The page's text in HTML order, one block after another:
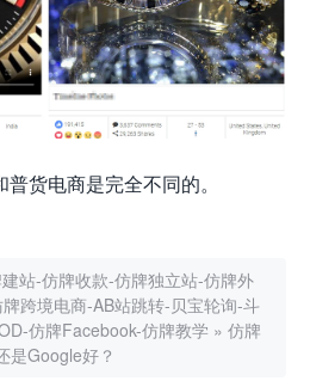
货电商是完全不同的。
站-仿牌收款-仿牌独立站-仿牌外
跨境电商-AB站跳转-贝宝轮询-斗
仿牌Facebook-仿牌教学 » 仿牌
是Google好？